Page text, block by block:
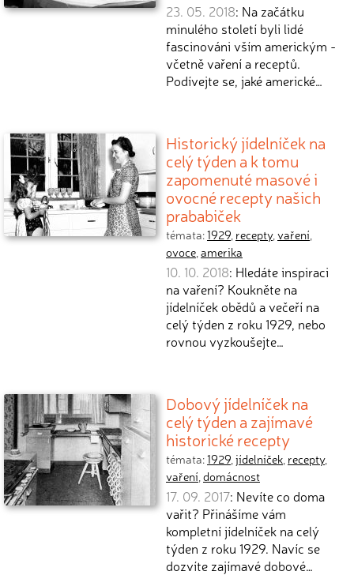
23. 05. 2018: Na začátku
minulého století byli lidé
fascinováni vším americkým -
včetně vaření a receptů.
Podívejte se, jaké americké…
Historický jídelníček na
celý týden a k tomu
zapomenuté masové i
ovocné recepty našich
prababiček
témata:1929, recepty,vaření,
ovoce,amerika
10. 10. 2018: Hledáte inspiraci
na vaření? Koukněte na
jídelníček obědů a večeří na
celý týden z roku 1929, nebo
rovnou vyzkoušejte…
Dobový jídelníček na
celý týden a zajímavé
historické recepty
témata:1929,jídelníček, recepty,
vaření,domácnost
17. 09. 2017: Nevíte co doma
vařit? Přinášíme vám
kompletní jídelníček na celý
týden z roku 1929. Navíc se
dozvíte zajímavé dobové…